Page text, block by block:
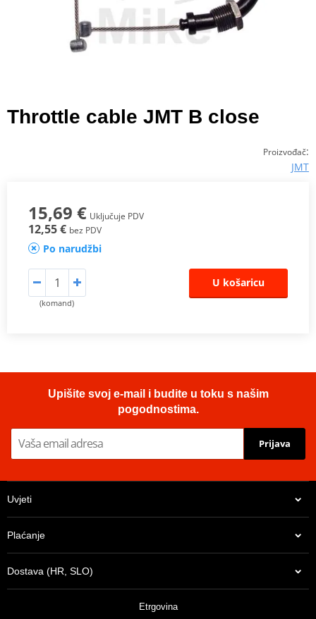
Throttle cable JMT B close
Proizvođač:
JMT
15,69 € Uključuje PDV
12,55 € bez PDV
Po narudžbi
(komand)
U košaricu
Upišite svoj e-mail i budite u toku s našim
pogodnostima.
Prijava
Uvjeti
Plaćanje
Dostava (HR, SLO)
Etrgovina